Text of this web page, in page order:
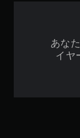
あな
イヤ